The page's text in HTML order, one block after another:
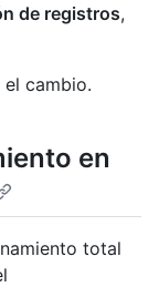
de registros,
cambio.
en
total